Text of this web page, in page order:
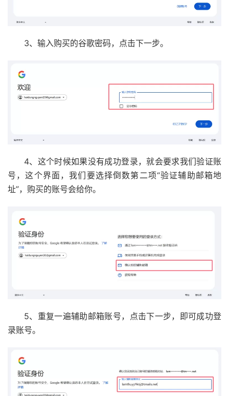
3、输入购买的谷歌密码，点击下一步。
4、这个时候如果没有成功登录，就会要求我们验证账
号，这个界面，我们要选择倒数第二项“验证辅助邮箱地
址”，购买的账号会给你。
5、重复一遍辅助邮箱账号，点击下一步，即可成功登
录账号。